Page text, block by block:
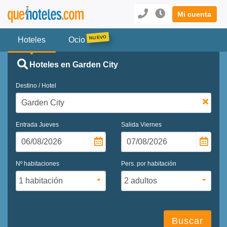
Mi cuenta
Hoteles Ocio
Hoteles en Garden City
Destino / Hotel
Entrada Jueves Salida Viernes
Nº habitaciones Pers. por habitación
Buscar